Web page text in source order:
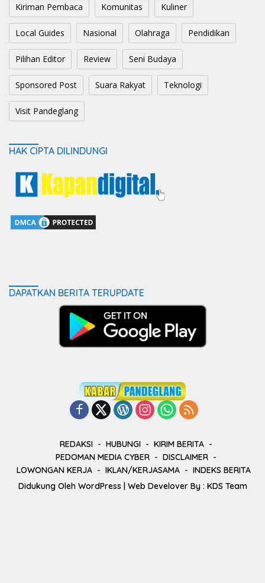
Kiriman Pembaca Komunitas Kuliner
Local Guides Nasional Olahraga Pendidikan
Pilihan Editor Review Seni Budaya
Sponsored Post Suara Rakyat Teknologi
Visit Pandeglang
HAK CIPTA DILINDUNGI
DAPATKAN BERITA TERUPDATE
REDAKSI HUBUNGI
KIRIM BERITA
PEDOMAN MEDIA CYBER
DISCLAIMER
LOWONGAN KERJA
IKLAN/KERJASAMA
INDEKS BERITA
Didukung Oleh WordPress | Web Develover By : KDS Team